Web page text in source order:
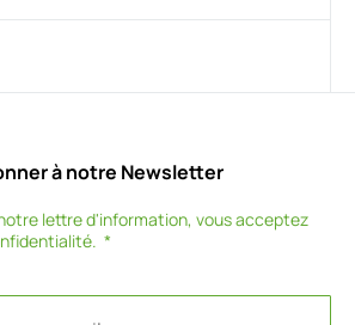
à notre Newsletter
lettre d'information, vous acceptez
.